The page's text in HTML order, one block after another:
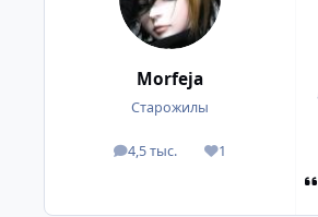
Morfeja
Старожилы
4,5 тыс.
посты 1
Репутация